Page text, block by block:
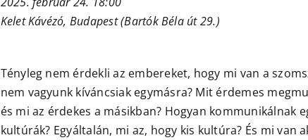
Kelet Kávézó, Budapest(Bartók Béla út 29.)
Tényleg nem érdekli az embereket, hogy mi van a
nem vagyunk kíváncsiak egymásra? Mit érdemes
és mi az érdekes a másikban? Hogyan kommunikálnak
kultúrák? Egyáltalán, mi az, hogy kis kultúra? És mi van